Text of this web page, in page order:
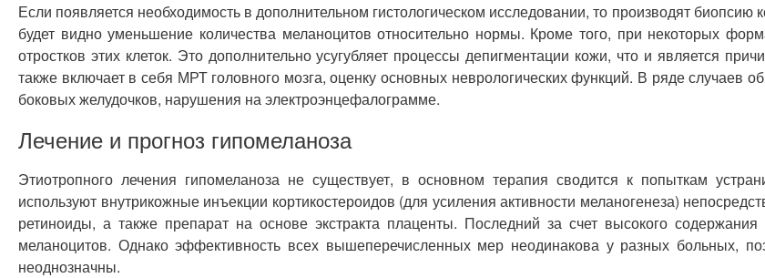
Если появляется необходимость в дополнительном гистологическом исследовании, то производят
будет видно уменьшение количества меланоцитов относительно нормы. Кроме того, при некоторых
отростков этих клеток. Это дополнительно усугубляет процессы депигментации кожи, что и является
также включает в себя МРТ головного мозга, оценку основных неврологических функций. В ряде случаев
боковых желудочков, нарушения на электроэнцефалограмме.
Лечение и прогноз гипомеланоза
Этиотропного лечения гипомеланоза не существует, в основном терапия сводится к попыткам
используют внутрикожные инъекции кортикостероидов (для усиления активности меланогенеза)
ретиноиды, а также препарат на основе экстракта плаценты. Последний за счет высокого
меланоцитов. Однако эффективность всех вышеперечисленных мер неодинакова у разных больных,
неоднозначны.